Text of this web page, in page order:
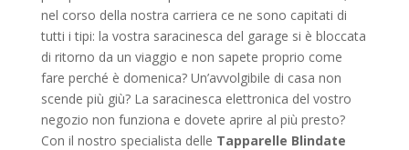
nel corso della nostra carriera ce ne sono capitati di
tutti i tipi: la vostra saracinesca del garage si è bloccata
di ritorno da un viaggio e non sapete proprio come
fare perché è domenica? Un’avvolgibile di casa non
scende più giù? La saracinesca elettronica del vostro
negozio non funziona e dovete aprire al più presto?
Con il nostro specialista delle Tapparelle Blindate